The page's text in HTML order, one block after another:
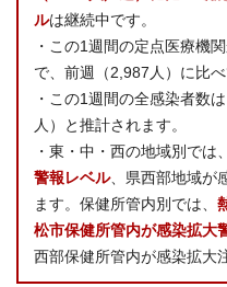
ルは継続中です。
・この1週間の定点医療機
で、前週（2,987人）に比べ
・この1週間の全感染者数
人）と推計されます。
・東・中・西の地域別では、
警報レベル、県西部地域が
ます。保健所管内別では、
松市保健所管内が感染拡大
西部保健所管内が感染拡大